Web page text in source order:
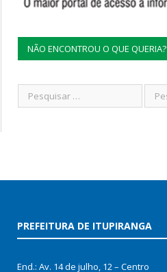
NÃO ENCONTROU O QUE QUERIA?
PREFEITURA DE ITUPIRANGA
End.: Av. 14 de julho, 12 – Centro